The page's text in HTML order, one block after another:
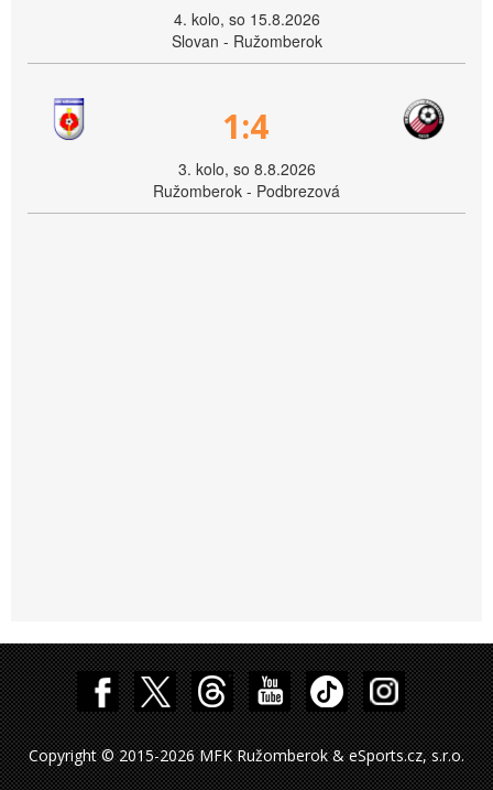
4. kolo, so 15.8.2026
Slovan - Ružomberok
1:4
3. kolo, so 8.8.2026
Ružomberok - Podbrezová
Copyright © 2015-2026 MFK Ružomberok & eSports.cz, s.r.o.